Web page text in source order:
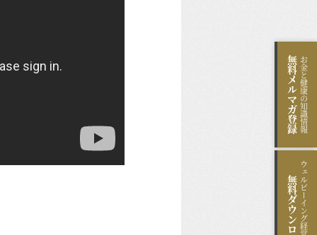
お金と健康の知識情報
無料
メルマガ登録
無料